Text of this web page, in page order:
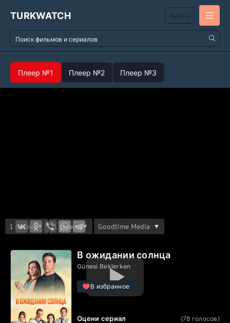
TURKWATCH Войти
Плеер №1 Плеер №2 Плеер №3
В ожидании солнца
Günesi Beklerken
В избранное
Оцени сериал
(78 голосов)